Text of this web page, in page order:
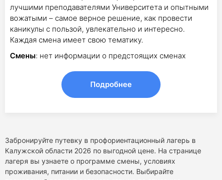
лучшими преподавателями Университета и опытными
вожатыми – самое верное решение, как провести
каникулы с пользой, увлекательно и интересно.
Каждая смена имеет свою тематику.
Смены: нет информации о предстоящих сменах
Подробнее
Забронируйте путевку в профориентационный лагерь в
Калужской области 2026 по выгодной цене. На странице
лагеря вы узнаете о программе смены, условиях
проживания, питании и безопасности. Выбирайте